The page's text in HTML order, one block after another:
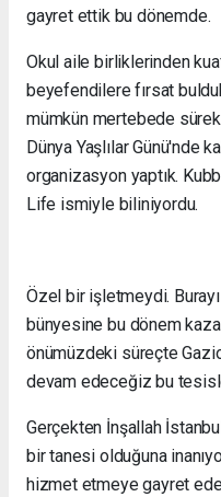
gayret ettik bu dönemde.
Okul aile birliklerinden
beyefendilere fırsat
mümkün mertebede
Dünya Yaşlılar Günü'nde
organizasyon yaptık.
Life ismiyle biliniyordu.
Özel bir işletmeydi.
bünyesine bu dönem
önümüzdeki süreçte
devam edeceğiz bu
Gerçekten İnşallah
bir tanesi olduğuna
hizmet etmeye gayret